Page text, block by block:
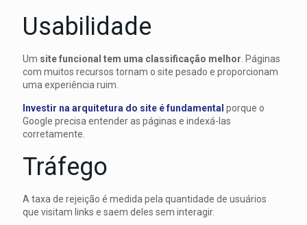
Usabilidade
Um site funcional tem uma classificação melhor . Páginas
com muitos recursos tornam o site pesado e proporcionam
uma experiência ruim.
Investir na arquitetura do site é fundamental porque o
Google precisa entender as páginas e indexá-las
corretamente.
Tráfego
A taxa de rejeição é medida pela quantidade de usuários
que visitam links e saem deles sem interagir.